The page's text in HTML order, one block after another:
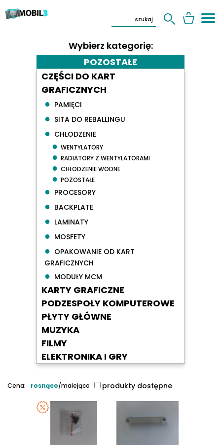
Wybierz kategorię:
POZOSTAŁE
CZĘŚCI DO KART
GRAFICZNYCH
● PAMIĘCI
● SITA DO REBALLINGU
● CHŁODZENIE
● WENTYLATORY
● RADIATORY Z WENTYLATORAMI
● CHŁODZENIE WODNE
● POZOSTAŁE
● PROCESORY
● BACKPLATE
● LAMINATY
● MOSFETY
● OPAKOWANIE OD KART
GRAFICZNYCH
● MODUŁY MCM
KARTY GRAFICZNE
PODZESPOŁY KOMPUTEROWE
PŁYTY GŁÓWNE
MUZYKA
FILMY
ELEKTRONIKA I GRY
Cena: rosnąco/malejąco produkty dostępne